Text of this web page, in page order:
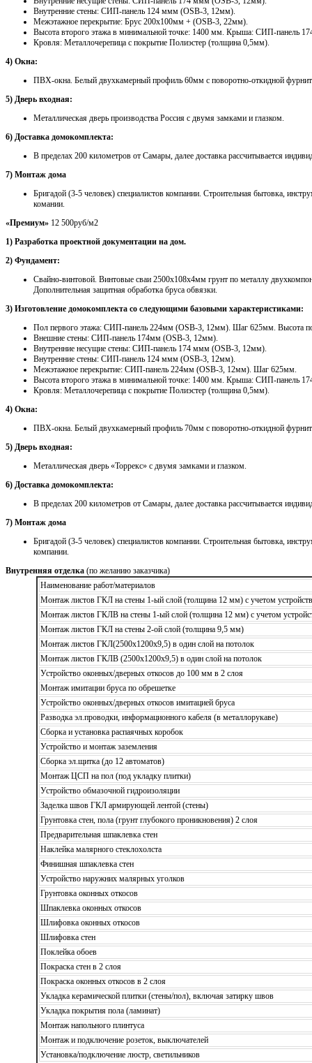
Внутренние стены: СИП-панель 124 ммм (OSB-3, 12мм).
Межэтажное перекрытие: Брус 200х100мм + (OSB-3, 22мм).
Высота второго этажа в минимальной точке: 1400 мм. Крыша: СИП-панель
Кровля: Металлочерепица с покрытие Полиэстер (толщина 0,5мм).
4) Окна:
ПВХ-окна. Белый двухкамерный профиль 60мм с поворотно-откидной
5) Дверь входная:
Металлическая дверь производства Россия с двумя замками и глазком.
6) Доставка домокомплекта:
В пределах 200 километров от Самары, далее доставка рассчитывается
7) Монтаж дома
Бригадой (3-5 человек) специалистов компании. Строительная бытовка,
комании.
«Премиум» 12 500руб/м2
1) Разработка проектной документации на дом.
2) Фундамент:
Свайно-винтовой. Винтовые сваи 2500х108х4мм грунт по металлу
Дополнительная защитная обработка бруса обвязки.
3) Изготовление домокомплекта со следующими базовыми характеристиками:
Пол первого этажа: СИП-панель 224мм (OSB-3, 12мм). Шаг 625мм. Высота
Внешние стены: СИП-панель 174мм (OSB-3, 12мм).
Внутренние несущие стены: СИП-панель 174 ммм (OSB-3, 12мм).
Внутренние стены: СИП-панель 124 ммм (OSB-3, 12мм).
Межэтажное перекрытие: СИП-панель 224мм (OSB-3, 12мм). Шаг 625мм.
Высота второго этажа в минимальной точке: 1400 мм. Крыша: СИП-панель
Кровля: Металлочерепица с покрытие Полиэстер (толщина 0,5мм).
4) Окна:
ПВХ-окна. Белый двухкамерный профиль 70мм с поворотно-откидной
5) Дверь входная:
Металлическая дверь «Торрекс» с двумя замками и глазком.
6) Доставка домокомплекта:
В пределах 200 километров от Самары, далее доставка рассчитывается
7) Монтаж дома
Бригадой (3-5 человек) специалистов компании. Строительная бытовка,
компании.
Внутренняя отделка (по желанию заказчика)
Наименование работ/материалов
Монтаж листов ГКЛ на стены 1-ый слой (толщина 12 мм) с учетом
Монтаж листов ГКЛВ на стены 1-ый слой (толщина 12 мм) с учетом
Монтаж листов ГКЛ на стены 2-ой слой (толщина 9,5 мм)
Монтаж листов ГКЛ(2500х1200х9,5) в один слой на потолок
Монтаж листов ГКЛВ (2500х1200х9,5) в один слой на потолок
Устройство оконных/дверных откосов до 100 мм в 2 слоя
Монтаж имитации бруса по обрешетке
Устройство оконных/дверных откосов имитацией бруса
Разводка эл.проводки, информационного кабеля (в металлорукаве)
Сборка и установка распаячных коробок
Устройство и монтаж заземления
Сборка эл.щитка (до 12 автоматов)
Монтаж ЦСП на пол (под укладку плитки)
Устройство обмазочной гидроизоляции
Заделка швов ГКЛ армирующей лентой (стены)
Грунтовка стен, пола (грунт глубокого проникновения) 2 слоя
Предварительная шпаклевка стен
Наклейка малярного стеклохолста
Финишная шпаклевка стен
Устройство наружних малярных уголков
Грунтовка оконных откосов
Шпаклевка оконных откосов
Шлифовка оконных откосов
Шлифовка стен
Поклейка обоев
Покраска стен в 2 слоя
Покраска оконных откосов в 2 слоя
Укладка керамической плитки (стены/пол), включая затирку швов
Укладка покрытия пола (ламинат)
Монтаж напольного плинтуса
Монтаж и подключение розеток, выключателей
Установка/подключение люстр, светильников